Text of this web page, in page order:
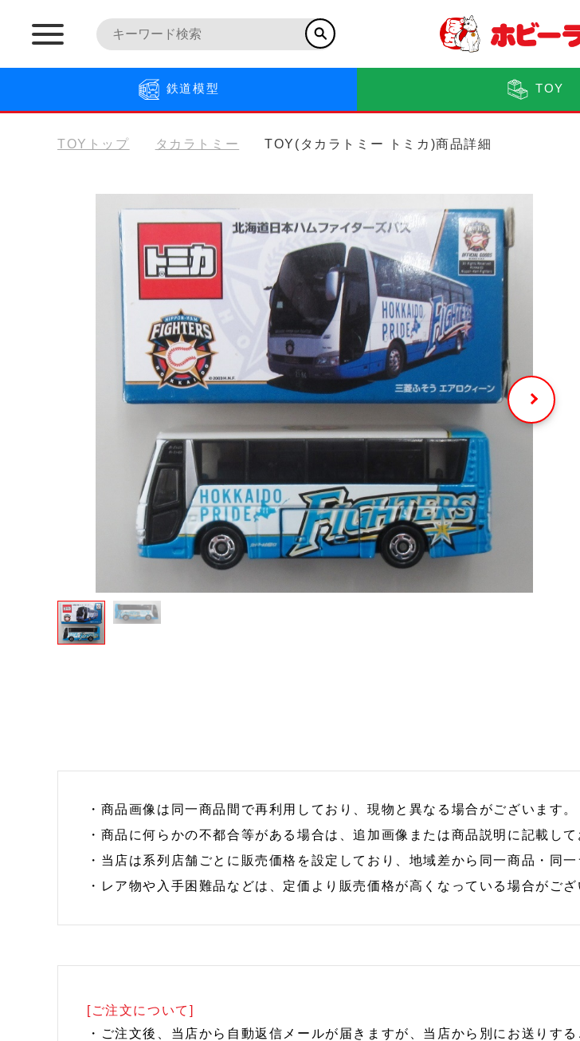
鉄道模型 TOY
TOYトップ タカラトミー TOY(タカラトミー トミカ)商品詳細
・商品画像は同一商品間で再利用しており、現物と異なる場合がございます。
・商品に何らかの不都合等がある場合は、追加画像または商品説明に記載して
・当店は系列店舗ごとに販売価格を設定しており、地域差から同一商品・同
・レア物や入手困難品などは、定価より販売価格が高くなっている場合がご
[ご注文について]
・ご注文後、当店から自動返信メールが届きますが、当店から別にお送りす